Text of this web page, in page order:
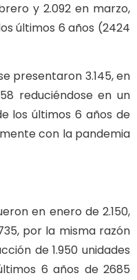
y 2.092 en marzo,
últimos 6 años (2424
presentaron 3.145, en
reduciéndose en un
los últimos 6 años de
con la pandemia
en enero de 2.150,
por la misma razón
de 1.950 unidades
6 años de 2685